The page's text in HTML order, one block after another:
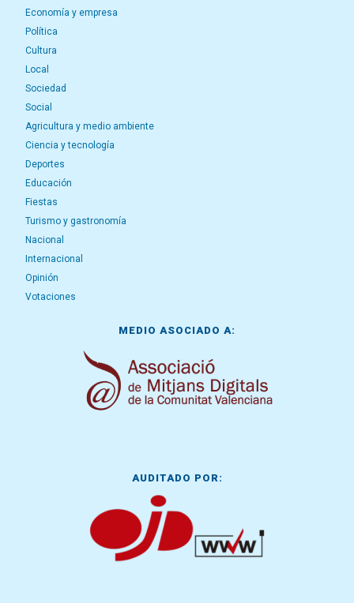
Economía y empresa
Política
Cultura
Local
Sociedad
Social
Agricultura y medio ambiente
Ciencia y tecnología
Deportes
Educación
Fiestas
Turismo y gastronomía
Nacional
Internacional
Opinión
Votaciones
MEDIO ASOCIADO A:
AUDITADO POR: